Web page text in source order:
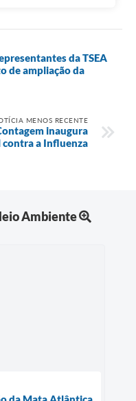
da TSEA
de ampliação da
MENOS RECENTE
inaugura
contra a Influenza
Ambiente